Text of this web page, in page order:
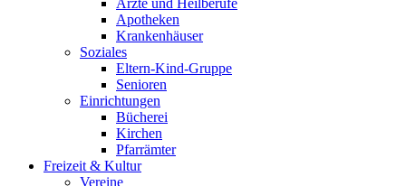
Ärzte und Heilberufe
Apotheken
Krankenhäuser
Soziales
Eltern-Kind-Gruppe
Senioren
Einrichtungen
Bücherei
Kirchen
Pfarrämter
Freizeit & Kultur
Vereine